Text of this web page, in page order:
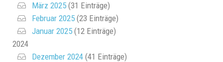
März 2025 (31 Einträge)
Februar 2025 (23 Einträge)
Januar 2025 (12 Einträge)
2024
Dezember 2024 (41 Einträge)